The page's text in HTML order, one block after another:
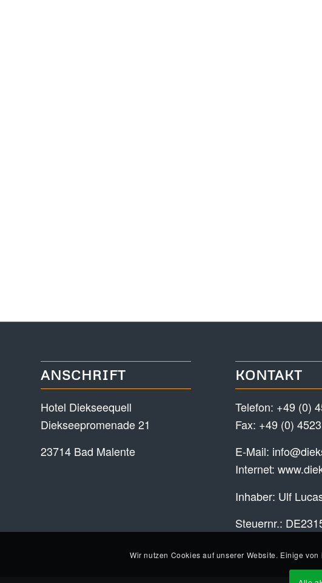
ANSCHRIFT
Hotel Diekseequell
Diekseepromenade 21
23714 Bad Malente
KONTAKT
Telefon: +49 (0)
Fax: +49 (0)
E-Mail:
Internet:
Inhaber: Ulf
Steuernr.:
Wir nutzen Cookies auf unserer Website. Einige